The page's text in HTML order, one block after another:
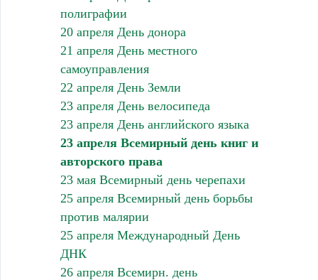
полиграфии
20 апреля День донора
21 апреля День местного
самоуправления
22 апреля День Земли
23 апреля День велосипеда
23 апреля День английского языка
23 апреля Всемирный день книг и
авторского права
23 мая Всемирный день черепахи
25 апреля Всемирный день борьбы
против малярии
25 апреля Международный День
ДНК
26 апреля Всемирн. день